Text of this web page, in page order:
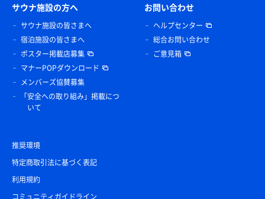
サウナ施設の方へ
サウナ施設の皆さまへ
宿泊施設の皆さまへ
ポスター掲載店募集
マナーPOPダウンロード
メンバーズ協賛募集
「安全への取り組み」掲載につ
いて
お問い合わせ
ヘルプセンター
総合お問い合わせ
ご意見箱
推奨環境
特定商取引法に基づく表記
利用規約
コミュニティガイドライン